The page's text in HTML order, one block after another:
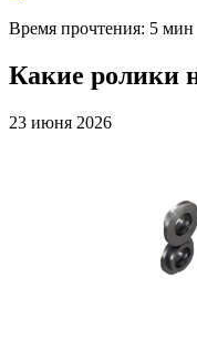
Время прочтения: 5 мин
Какие ролики
23 июня 2026